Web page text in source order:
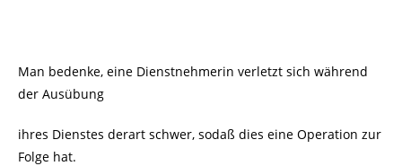
Man bedenke, eine Dienstnehmerin verletzt sich während
der Ausübung
ihres Dienstes derart schwer, sodaß dies eine Operation zur
Folge hat.